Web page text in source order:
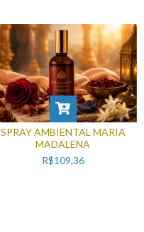
SPRAY AMBIENTAL MARIA
MADALENA
R$109,36